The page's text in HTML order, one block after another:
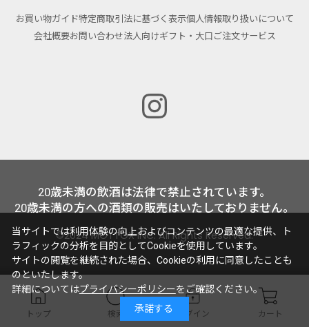
トップ 検索 ログイン カート
お買い物ガイド特定商取引法に基づく表示個人情報取り扱いについて
会社概要お問い合わせ法人向けギフト・大口ご注文サービス
20歳未満の飲酒は法律で禁止されています。
20歳未満の方への酒類の販売はいたしておりません。
©2024 MOTTOX INC. All Rights Reserved.
当サイトでは利用体験の向上およびコンテンツの最適な提供、ト
ラフィックの分析を目的としてCookieを使用しています。
サイトの閲覧を継続された場合、Cookieの利用に同意したことも
のといたします。
詳細についてはプライバシーポリシーをご確認ください。
承諾する